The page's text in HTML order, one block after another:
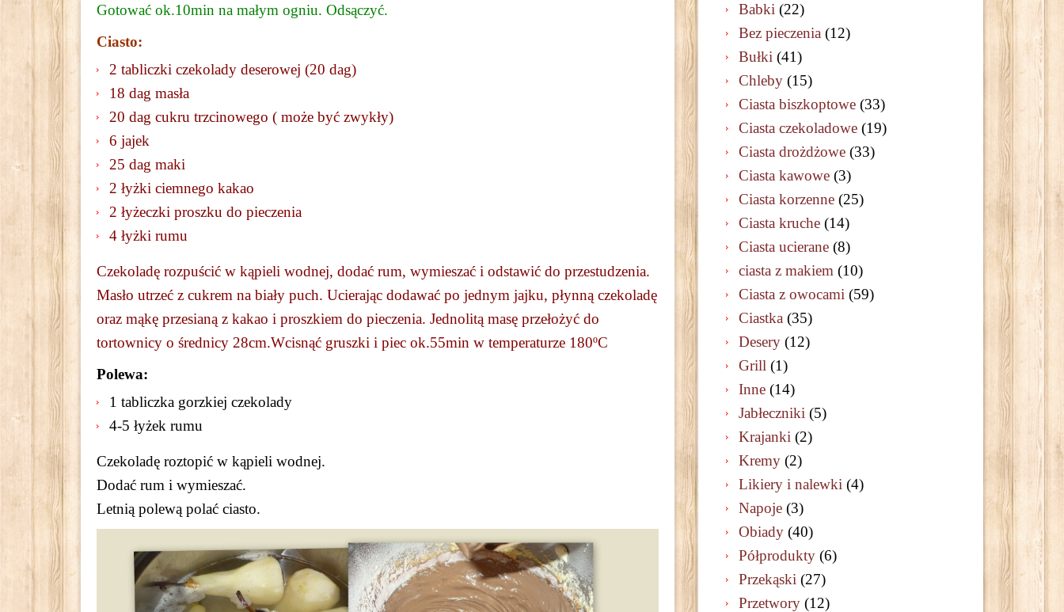
Gotować ok.10min na małym ogniu. Odsączyć.
Ciasto:
2 tabliczki czekolady deserowej (20 dag)
18 dag masła
20 dag cukru trzcinowego ( może być zwykły)
6 jajek
25 dag maki
2 łyżki ciemnego kakao
2 łyżeczki proszku do pieczenia
4 łyżki rumu
Czekoladę rozpuścić w kąpieli wodnej, dodać rum, wymieszać i odstawić do przestudzenia.
Masło utrzeć z cukrem na biały puch. Ucierając dodawać po jednym jajku, płynną czekoladę
oraz mąkę przesianą z kakao i proszkiem do pieczenia. Jednolitą masę przełożyć do
tortownicy o średnicy 28cm.Wcisnąć gruszki i piec ok.55min w temperaturze 180ºC
Polewa:
1 tabliczka gorzkiej czekolady
4-5 łyżek rumu
Czekoladę roztopić w kąpieli wodnej.
Dodać rum i wymieszać.
Letnią polewą polać ciasto.
Babki (22)
Bez pieczenia (12)
Bułki (41)
Chleby (15)
Ciasta biszkoptowe (33)
Ciasta czekoladowe (19)
Ciasta drożdżowe (33)
Ciasta kawowe (3)
Ciasta korzenne (25)
Ciasta kruche (14)
Ciasta ucierane (8)
ciasta z makiem (10)
Ciasta z owocami (59)
Ciastka (35)
Desery (12)
Grill (1)
Inne (14)
Jabłeczniki (5)
Krajanki (2)
Kremy (2)
Likiery i nalewki (4)
Napoje (3)
Obiady (40)
Półprodukty (6)
Przekąski (27)
Przetwory (12)